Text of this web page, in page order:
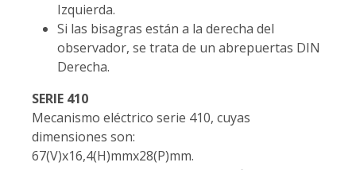
Izquierda.
Si las bisagras están a la derecha del
observador, se trata de un abrepuertas DIN
Derecha.
SERIE 410
Mecanismo eléctrico serie 410, cuyas
dimensiones son:
67(V)x16,4(H)mmx28(P)mm.